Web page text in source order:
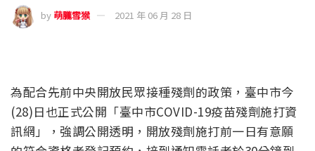
by 萌朧雪猴 2021 年 06 月 28 日
為配合先前中央開放民眾接種殘劑的政策，臺中市今
(28)日也正式公開「臺中市COVID-19疫苗殘劑施打資
訊網」，強調公開透明，開放殘劑施打前一日有意願